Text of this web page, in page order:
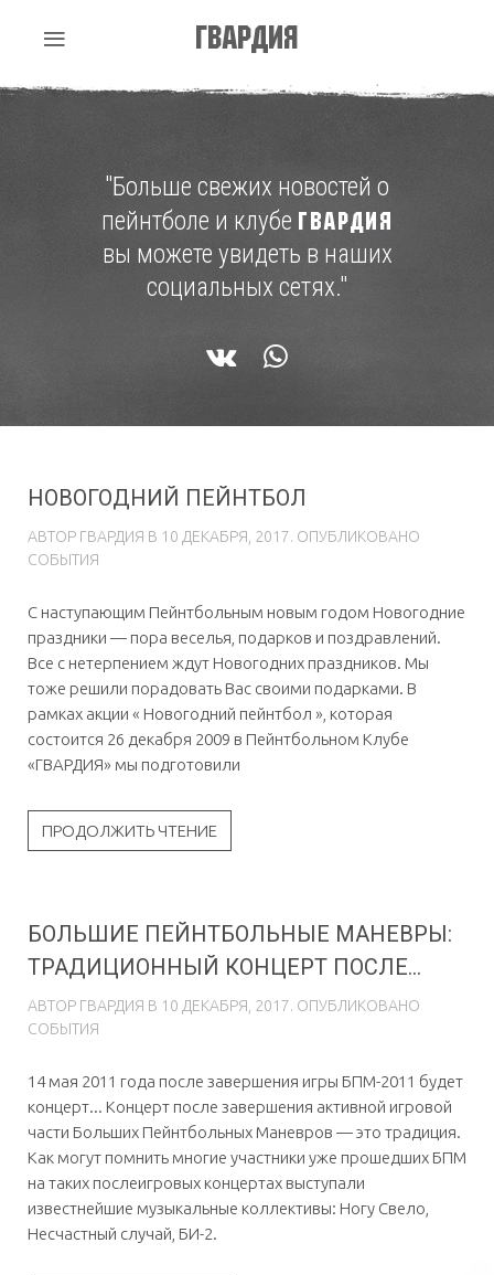
Гвардия
"Больше свежих новостей о
пейнтболе и клубе
ГВАРДИЯ
вы можете увидеть в наших
социальных сетях."
НОВОГОДНИЙ ПЕЙНТБОЛ
АВТОР ГВAРДИЯ В 10 ДЕКАБРЯ, 2017. ОПУБЛИКОВАНО
СОБЫТИЯ
С наступающим Пейнтбольным новым годом Новогодние
праздники — пора веселья, подарков и поздравлений.
Все с нетерпением ждут Новогодних праздников. Мы
тоже решили порадовать Вас своими подарками. В
рамках акции « Новогодний пейнтбол », которая
состоится 26 декабря 2009 в Пейнтбольном Клубе
«ГВАРДИЯ» мы подготовили
ПРОДОЛЖИТЬ ЧТЕНИЕ
БОЛЬШИЕ ПЕЙНТБОЛЬНЫЕ МАНЕВРЫ:
ТРАДИЦИОННЫЙ КОНЦЕРТ ПОСЛЕ...
АВТОР ГВAРДИЯ В 10 ДЕКАБРЯ, 2017. ОПУБЛИКОВАНО
СОБЫТИЯ
14 мая 2011 года после завершения игры БПМ-2011 будет
концерт... Концерт после завершения активной игровой
части Больших Пейнтбольных Маневров — это традиция.
Как могут помнить многие участники уже прошедших БПМ
на таких послеигровых концертах выступали
известнейшие музыкальные коллективы: Ногу Свело,
Несчастный случай, БИ-2.